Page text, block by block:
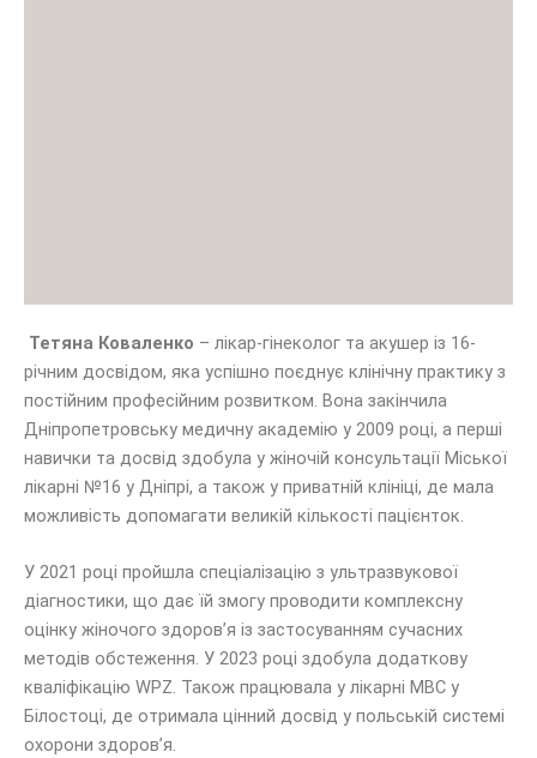
Тетяна Коваленко – лікар-гінеколог та акушер із 16-
річним досвідом, яка успішно поєднує клінічну практику з
постійним професійним розвитком. Вона закінчила
Дніпропетровську медичну академію у 2009 році, а перші
навички та досвід здобула у жіночій консультації Міської
лікарні №16 у Дніпрі, а також у приватній клініці, де мала
можливість допомагати великій кількості пацієнток.
У 2021 році пройшла спеціалізацію з ультразвукової
діагностики, що дає їй змогу проводити комплексну
оцінку жіночого здоров’я із застосуванням сучасних
методів обстеження. У 2023 році здобула додаткову
кваліфікацію WPZ. Також працювала у лікарні МВС у
Білостоці, де отримала цінний досвід у польській системі
охорони здоров’я.